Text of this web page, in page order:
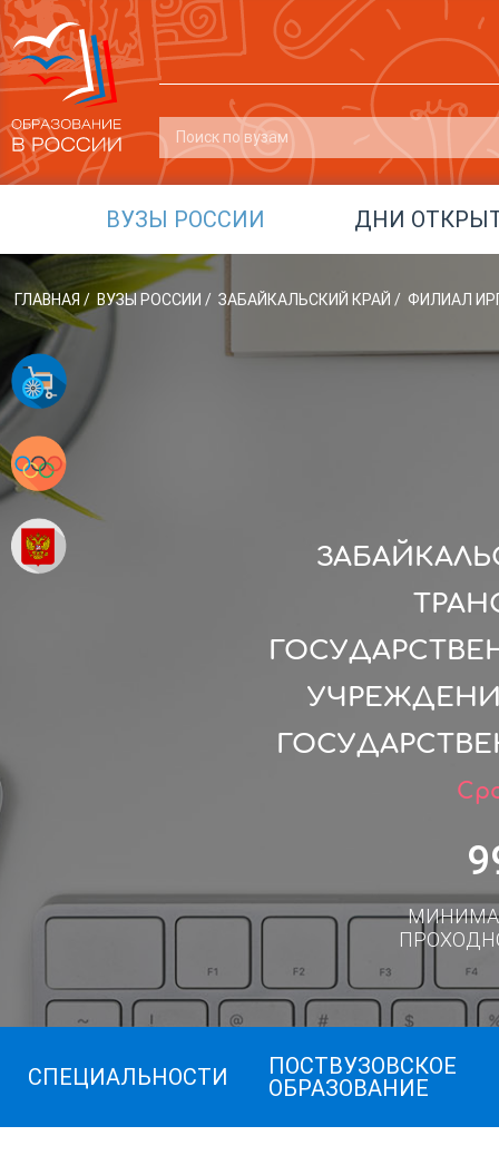
ВУЗЫ РОССИИ ДНИ
ГЛАВНАЯ / ВУЗЫ РОССИИ / ЗАБАЙКАЛЬСКИЙ КРАЙ / ФИЛИАЛ
СПЕЦИАЛЬНОСТИ
ПОСТВУЗОВСКОЕ
ОБРАЗОВАНИЕ